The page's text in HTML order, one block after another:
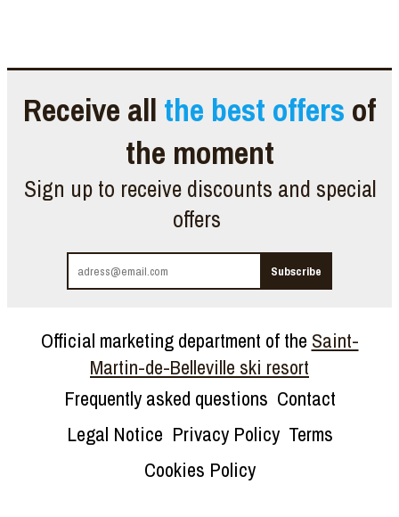
Receive all the best offers of
the moment
Sign up to receive discounts and special
offers
Official marketing department of the Saint-
Martin-de-Belleville ski resort
Frequently asked questions Contact
Legal Notice Privacy Policy Terms
Cookies Policy